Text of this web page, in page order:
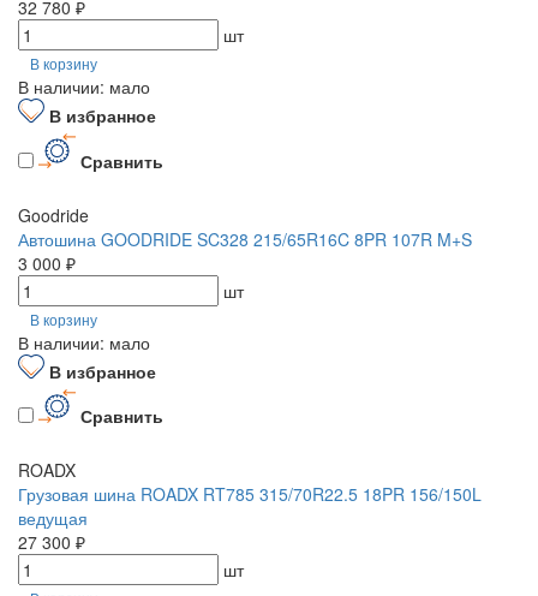
32 780 ₽
шт
В корзину
В наличии: мало
В избранное
Сравнить
Goodride
Автошина GOODRIDE SC328 215/65R16C 8PR 107R M+S
3 000 ₽
шт
В корзину
В наличии: мало
В избранное
Сравнить
ROADX
Грузовая шина ROADX RT785 315/70R22.5 18PR 156/150L
ведущая
27 300 ₽
шт